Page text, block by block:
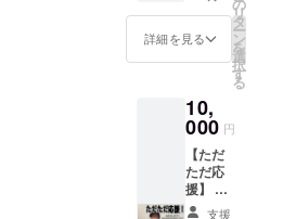
てくだ
いご自
身のお
名前を
入がな
い場合
はサイ
ンのみ
となり
ます。
未開封
れば大
丈夫で
※貴方だ
別動画
になり
ます！
SNS投
稿等は
お控え
下さ
に語れ
る想い
出を残
しませ
200%達
成を記
念し
『痛み
の作
文』の
Music
詳細を見る
リ
タ
ー
ン
を
選
択
す
る
10,
000 円
【ただ
ただ応
援】 あ
なただ
支援